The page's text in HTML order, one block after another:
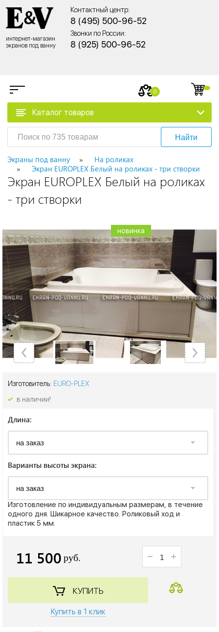
интернет-магазин
экранов под ванну
Контактный центр:
8 (495) 500-96-52
Звонки по России:
8 (925) 500-96-52
0
Каталог товаров
Найти
Экраны под ванну
На роликах
Экран EUROPLEX Белый на роликах - три створки
Экран EUROPLEX Белый на роликах
- три створки
новинка
новинка
новинка
новинка
новинка
новинка
новинка
новинка
Изготовитель: EURO-PLEX
в наличии!
Длина:
Варианты высоты экрана:
Изготовление по индивидуальным размерам, в течение
одного дня. Шикарное качество. Роликовый ход и
пластик 5 мм.
11 500 руб.
КУПИТЬ
Купить в 1 клик